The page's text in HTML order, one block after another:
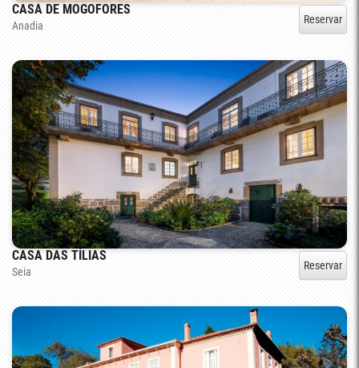
CASA DE MOGOFORES
Anadia Reservar
CASA DAS TÍLIAS
Seia Reservar